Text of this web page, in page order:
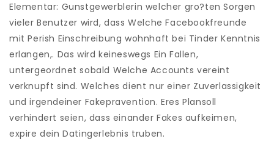
Elementar: Gunstgewerblerin welcher gro?ten Sorgen
vieler Benutzer wird, dass Welche Facebookfreunde
mit Perish Einschreibung wohnhaft bei Tinder Kenntnis
erlangen,. Das wird keineswegs Ein Fallen,
untergeordnet sobald Welche Accounts vereint
verknupft sind. Welches dient nur einer Zuverlassigkeit
und irgendeiner Fakepravention. Eres Plansoll
verhindert seien, dass einander Fakes aufkeimen,
expire dein Datingerlebnis truben.